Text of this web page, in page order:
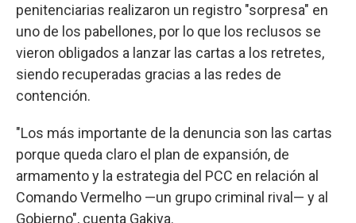
penitenciarias realizaron un registro "sorpresa" en
uno de los pabellones, por lo que los reclusos se
vieron obligados a lanzar las cartas a los retretes,
siendo recuperadas gracias a las redes de
contención.
"Los más importante de la denuncia son las cartas
porque queda claro el plan de expansión, de
armamento y la estrategia del PCC en relación al
Comando Vermelho —un grupo criminal rival— y al
Gobierno", cuenta Gakiya.